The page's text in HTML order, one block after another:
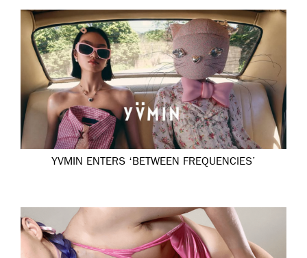
YVMIN ENTERS ‘BETWEEN FREQUENCIES’